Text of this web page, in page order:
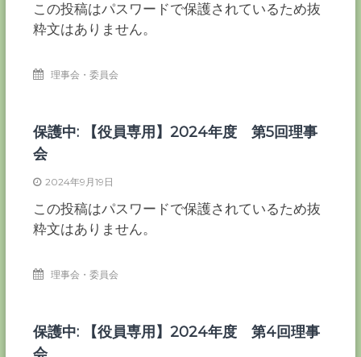
この投稿はパスワードで保護されているため抜
粋文はありません。
理事会・委員会
保護中: 【役員専用】2024年度 第5回理事
会
2024年9月19日
この投稿はパスワードで保護されているため抜
粋文はありません。
理事会・委員会
保護中: 【役員専用】2024年度 第4回理事